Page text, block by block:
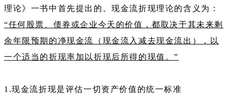
理论》一书中首先提出的。现金流折现理论的含义为：
“任何股票、债券或企业今天的价值，都取决于其未来剩
余年限预期的净现金流（现金流入减去现金流出），以
一个适当的折现率加以折现后所得的现值。”
1.现金流折现是评估一切资产价值的统一标准